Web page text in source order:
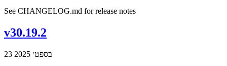
See CHANGELOG.md for release notes
v30.19.2
23 בספט׳ 2025